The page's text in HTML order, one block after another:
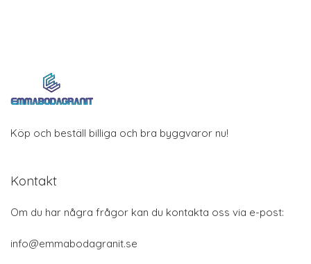
Köp och beställ billiga och bra byggvaror nu!
Kontakt
Om du har några frågor kan du kontakta oss via e-post:
info@emmabodagranit.se